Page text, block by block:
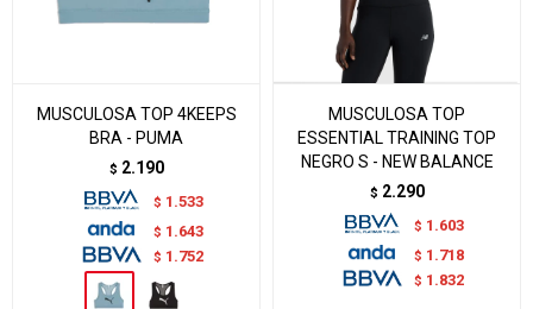
MUSCULOSA TOP 4KEEPS
BRA - PUMA
$ 2.190
$ 1.533
$ 1.643
$ 1.752
MUSCULOSA TOP
ESSENTIAL TRAINING TOP
NEGRO S - NEW BALANCE
$ 2.290
$ 1.603
$ 1.718
$ 1.832